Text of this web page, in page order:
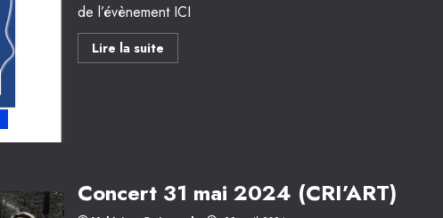
de l’évènement ICI
Lire la suiteEn
savoir
2024
Concert 31 mai 2024 (CRI’ART)